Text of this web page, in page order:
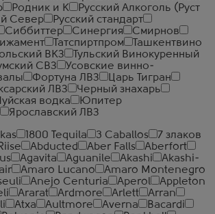
Родник и К
Русский Алкоголь (Руст
Север
Русский стандарт
Сиббиттер Синергия
Смирнов
Татспиртпром
Ташкентвино
ВКЗ
Тульский Винокуренный
СВЗ
Усовские винно-
Фортуна ЛВЗ
Царь Тигран
ЛВЗ
Черный знахарь
водка
Юпитер
Ярославский ЛВЗ
1800 Tequila 3 Caballos
7 злаков
Abducted Aber Falls
Aberfort
Agavita Aguanile Akashi
Akashi-
Amaro Lucano
Amaro Montenegro
Anejo Centuria Aperol
Appleton
Ararat Ardmore Arlett
Arran
Atxa Aultmore Averna
Bacardi